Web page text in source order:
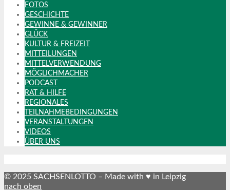
FOTOS
GESCHICHTE
GEWINNE & GEWINNER
GLÜCK
KULTUR & FREIZEIT
MITTEILUNGEN
MITTELVERWENDUNG
MÖGLICHMACHER
PODCAST
RAT & HILFE
REGIONALES
TEILNAHMEBEDINGUNGEN
VERANSTALTUNGEN
VIDEOS
ÜBER UNS
© 2025 SACHSENLOTTO – Made with ♥ in Leipzig
nach oben